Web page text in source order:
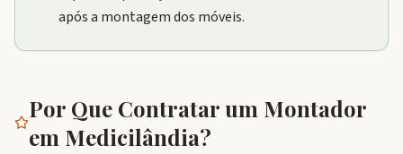
após a montagem dos móveis.
Por Que Contratar um Montador
em Medicilândia?